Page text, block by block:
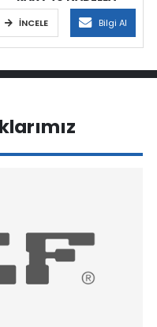
İNCELE Bilgi Al